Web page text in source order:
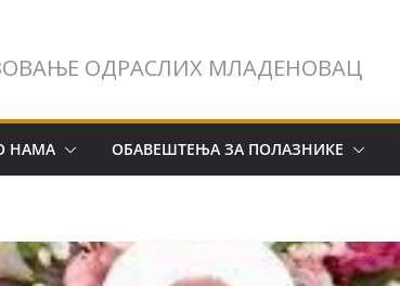
ОДРАСЛИХ МЛАДЕНОВАЦ
НАМА ОБАВЕШТЕЊА ЗА ПОЛАЗНИКЕ